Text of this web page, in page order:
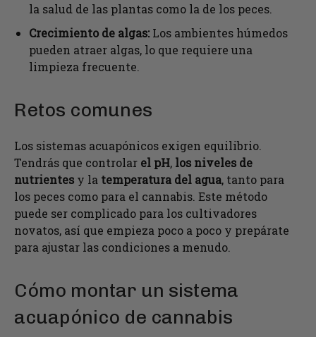
la salud de las plantas como la de los peces.
Crecimiento de algas: Los ambientes húmedos
pueden atraer algas, lo que requiere una
limpieza frecuente.
Retos comunes
Los sistemas acuapónicos exigen equilibrio.
Tendrás que controlar el pH, los niveles de
nutrientes y la temperatura del agua, tanto para
los peces como para el cannabis. Este método
puede ser complicado para los cultivadores
novatos, así que empieza poco a poco y prepárate
para ajustar las condiciones a menudo.
Cómo montar un sistema
acuapónico de cannabis